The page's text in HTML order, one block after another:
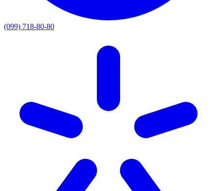
(099) 718-80-80